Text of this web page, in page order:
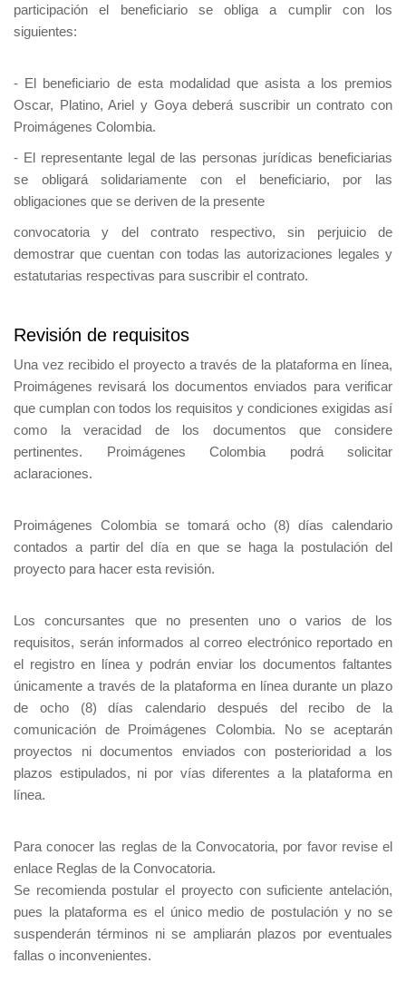
participación el beneficiario se obliga a cumplir con los
siguientes:
- El beneficiario de esta modalidad que asista a los premios
Oscar, Platino, Ariel y Goya deberá suscribir un contrato con
Proimágenes Colombia.
- El representante legal de las personas jurídicas beneficiarias
se obligará solidariamente con el beneficiario, por las
obligaciones que se deriven de la presente
convocatoria y del contrato respectivo, sin perjuicio de
demostrar que cuentan con todas las autorizaciones legales y
estatutarias respectivas para suscribir el contrato.
Revisión de requisitos
Una vez recibido el proyecto a través de la plataforma en línea,
Proimágenes revisará los documentos enviados para verificar
que cumplan con todos los requisitos y condiciones exigidas así
como la veracidad de los documentos que considere
pertinentes. Proimágenes Colombia podrá solicitar
aclaraciones.
Proimágenes Colombia se tomará ocho (8) días calendario
contados a partir del día en que se haga la postulación del
proyecto para hacer esta revisión.
Los concursantes que no presenten uno o varios de los
requisitos, serán informados al correo electrónico reportado en
el registro en línea y podrán enviar los documentos faltantes
únicamente a través de la plataforma en línea durante un plazo
de ocho (8) días calendario después del recibo de la
comunicación de Proimágenes Colombia. No se aceptarán
proyectos ni documentos enviados con posterioridad a los
plazos estipulados, ni por vías diferentes a la plataforma en
línea.
Para conocer las reglas de la Convocatoria, por favor revise el
enlace Reglas de la Convocatoria.
Se recomienda postular el proyecto con suficiente antelación,
pues la plataforma es el único medio de postulación y no se
suspenderán términos ni se ampliarán plazos por eventuales
fallas o inconvenientes.